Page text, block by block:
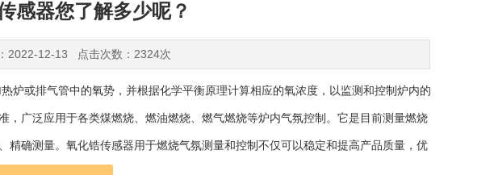
感器您了解多少呢？
2022-12-13 点击次数：2324次
或排气管中的氧势，并根据化学平衡原理计算相应的氧浓度，以监测和控制炉内的
，广泛应用于各类煤燃烧、燃油燃烧、燃气燃烧等炉内气氛控制。它是目前测量燃烧
精确测量。氧化锆传感器用于燃烧气氛测量和控制不仅可以稳定和提高产品质量，优